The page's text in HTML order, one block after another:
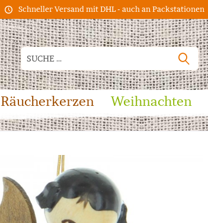
Schneller Versand mit DHL - auch an Packstationen
Räucherkerzen Weihnachten